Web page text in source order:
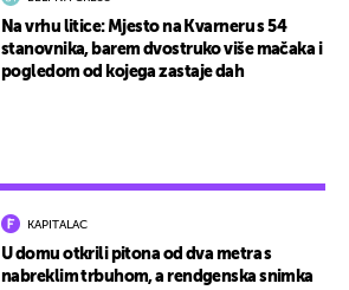
KAPITALAC
U domu otkrili pitona od dva metra s
nabreklim trbuhom, a rendgenska snimka
Na vrhu litice: Mjesto na Kvarneru s 54
stanovnika, barem dvostruko više mačaka i
pogledom od kojega zastaje dah